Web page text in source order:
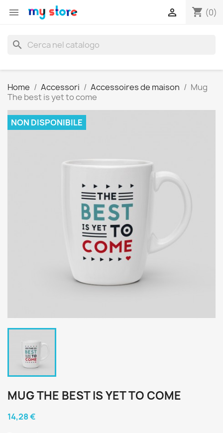
 shopping_cart (0)

search
Home Accessori Accessoires de maison
Mug
The best is yet to come
NON DISPONIBILE
MUG THE BEST IS YET TO COME
14,28 €